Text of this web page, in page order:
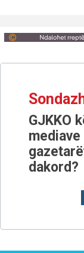
GJKKO
dakord?